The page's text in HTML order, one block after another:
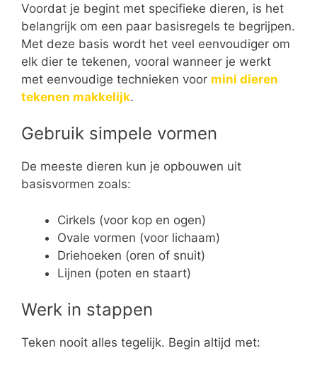
Voordat je begint met specifieke dieren, is het
belangrijk om een paar basisregels te begrijpen.
Met deze basis wordt het veel eenvoudiger om
elk dier te tekenen, vooral wanneer je werkt
met eenvoudige technieken voor mini dieren
tekenen makkelijk.
Gebruik simpele vormen
De meeste dieren kun je opbouwen uit
basisvormen zoals:
Cirkels (voor kop en ogen)
Ovale vormen (voor lichaam)
Driehoeken (oren of snuit)
Lijnen (poten en staart)
Werk in stappen
Teken nooit alles tegelijk. Begin altijd met: